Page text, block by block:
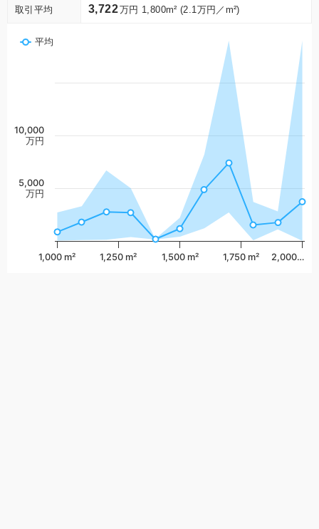
取引平均 3,722万円 1,800m² (2.1万円／m²)
平均
1,000 m² 1,250 m² 1,500 m² 1,750 m² 2,000…
5,000
万円
10,000
万円